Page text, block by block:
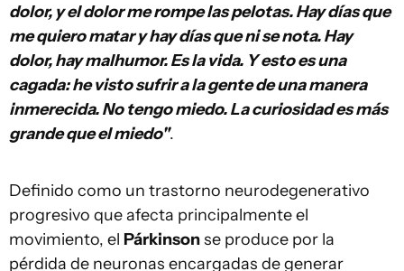
dolor, y el dolor me rompe las pelotas. Hay días que
me quiero matar y hay días que ni se nota. Hay
dolor, hay malhumor. Es la vida. Y esto es una
cagada: he visto sufrir a la gente de una manera
inmerecida. No tengo miedo. La curiosidad es más
grande que el miedo".
Definido como un trastorno neurodegenerativo
progresivo que afecta principalmente el
movimiento, el Párkinsonse produce por la
pérdida de neuronas encargadas de generar